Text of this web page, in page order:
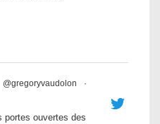
@gregoryvaudolon
·
portes ouvertes des